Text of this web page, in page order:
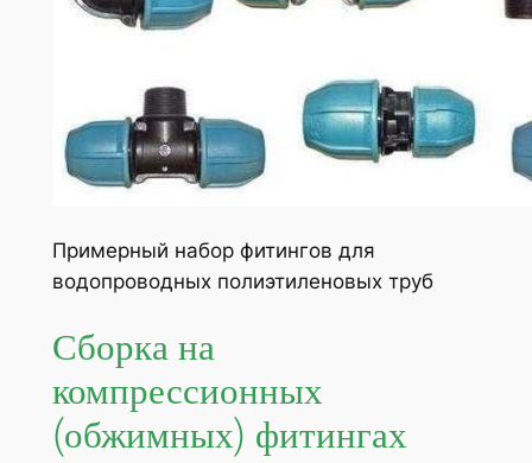
Примерный набор фитингов для
водопроводных полиэтиленовых труб
Сборка на
компрессионных
(обжимных) фитингах